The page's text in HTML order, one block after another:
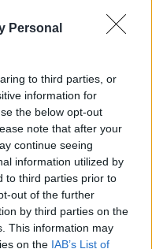
Personal
to third parties, or
information for
the below opt-out
note that after your
continue seeing
information utilized by
to third parties prior to
out of the further
by third parties on the
This information may
on the IAB’s List of